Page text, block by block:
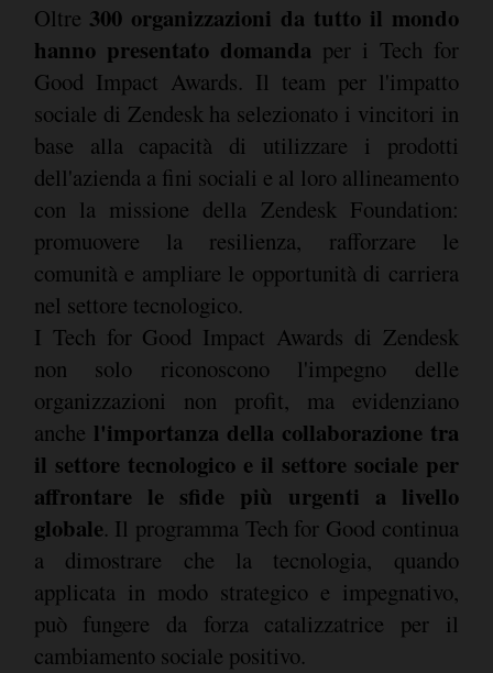
Oltre 300 organizzazioni da tutto il mondo
hanno presentato domanda per i Tech for
Good Impact Awards. Il team per l'impatto
sociale di Zendesk ha selezionato i vincitori in
base alla capacità di utilizzare i prodotti
dell'azienda a fini sociali e al loro allineamento
con la missione della Zendesk Foundation:
promuovere la resilienza, rafforzare le
comunità e ampliare le opportunità di carriera
nel settore tecnologico.
I Tech for Good Impact Awards di Zendesk
non solo riconoscono l'impegno delle
organizzazioni non profit, ma evidenziano
anche l'importanza della collaborazione tra
il settore tecnologico e il settore sociale per
affrontare le sfide più urgenti a livello
globale. Il programma Tech for Good continua
a dimostrare che la tecnologia, quando
applicata in modo strategico e impegnativo,
può fungere da forza catalizzatrice per il
cambiamento sociale positivo.